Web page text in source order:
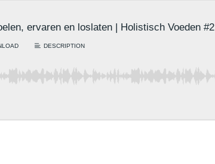
ervaren en loslaten | Holistisch Voeden #2
DESCRIPTION